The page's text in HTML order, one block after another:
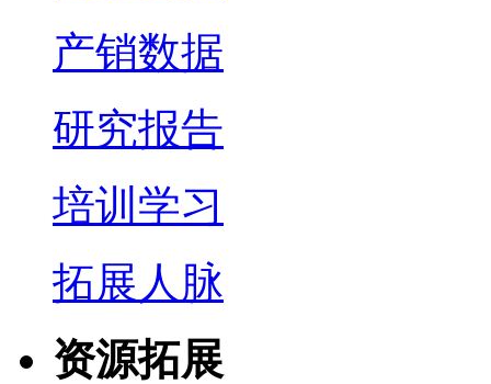
产销数据
研究报告
培训学习
拓展人脉
资源拓展